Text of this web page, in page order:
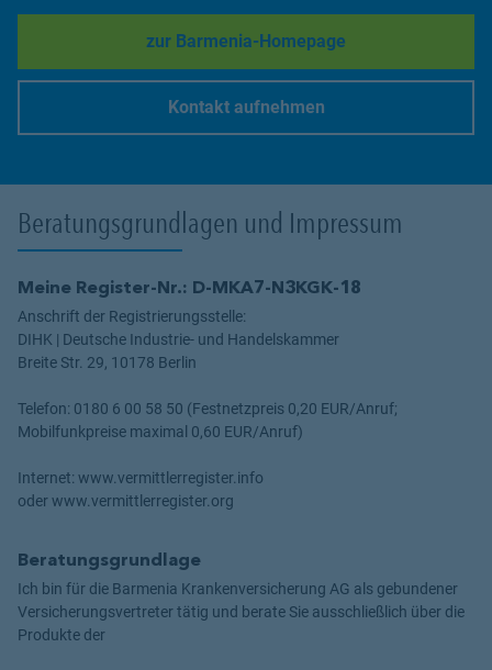
zur Barmenia-Homepage
Link Opens in New Tab
Kontakt aufnehmen
Beratungsgrundlagen und Impressum
Meine Register-Nr.: D-MKA7-N3KGK-18
Anschrift der Registrierungsstelle:
DIHK | Deutsche Industrie- und Handelskammer
Breite Str. 29, 10178 Berlin
Telefon: 0180 6 00 58 50 (Festnetzpreis 0,20 EUR/Anruf;
Mobilfunkpreise maximal 0,60 EUR/Anruf)
Internet: www.vermittlerregister.info
oder www.vermittlerregister.org
Beratungsgrundlage
Ich bin für die Barmenia Krankenversicherung AG als gebundener
Versicherungsvertreter tätig und berate Sie ausschließlich über die
Produkte der